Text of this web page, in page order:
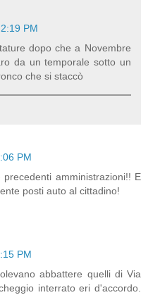
PM
dopo che a Novembre
da un temporale sotto un
che si staccò
PM
amministrazioni!! E
posti auto al cittadino!
PM
abbattere quelli di Via
interrato eri d'accordo.